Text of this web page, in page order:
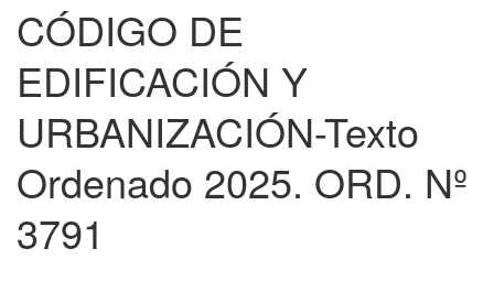
CÓDIGO DE
EDIFICACIÓN Y
URBANIZACIÓN-Texto
Ordenado 2025. ORD. Nº
3791